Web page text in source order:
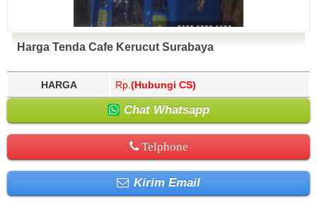
Harga Tenda Cafe Kerucut Surabaya
HARGA Rp. (Hubungi CS)
Chat Whatsapp
Telphone
Kirim Email